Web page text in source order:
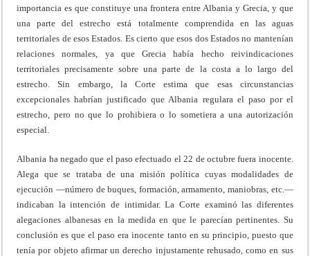
importancia es que constituye una frontera entre Albania y Grecia, y que
una parte del estrecho está totalmente comprendida en las aguas
territoriales de esos Estados. Es cierto que esos dos Estados no mantenían
relaciones normales, ya que Grecia había hecho reivindicaciones
territoriales precisamente sobre una parte de la costa a lo largo del
estrecho. Sin embargo, la Corte estima que esas circunstancias
excepcionales habrían justificado que Albania regulara el paso por el
estrecho, pero no que lo prohibiera o lo sometiera a una autorización
especial.
Albania ha negado que el paso efectuado el 22 de octubre fuera inocente.
Alega que se trataba de una misión política cuyas modalidades de
ejecución —número de buques, formación, armamento, maniobras, etc.—
indicaban la intención de intimidar. La Corte examinó las diferentes
alegaciones albanesas en la medida en que le parecían pertinentes. Su
conclusión es que el paso era inocente tanto en su principio, puesto que
tenía por objeto afirmar un derecho injustamente rehusado, como en sus